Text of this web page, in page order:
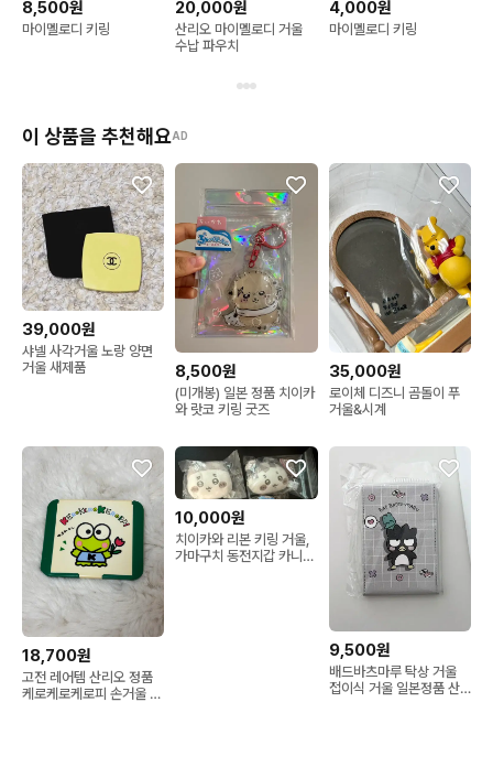
8,500원
마이멜로디 키링
20,000원
산리오 마이멜로디 거울
수납 파우치
4,000원
마이멜로디 키링
이 상품을 추천해요AD
39,000원
샤넬 사각거울 노랑 양면
거울 새제품
8,500원
(미개봉) 일본 정품 치이카
와 랏코 키링 굿즈
35,000원
로이체 디즈니 곰돌이 푸
거울&시계
18,700원
고전 레어템 산리오 정품
케로케로케로피 손거울 +
10,000원
치이카와 리본 키링 거울,
가마구치 동전지갑 카니
9,500원
배드바츠마루 탁상 거울
접이식 거울 일본정품 산